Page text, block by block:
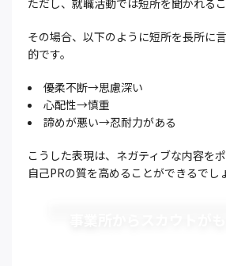
その場合、以下のように短所を長所に
的です。
優柔不断→思慮深い
心配性→慎重
諦めが悪い→忍耐力がある
こうした表現は、ネガティブな内容をポ
自己PRの質を高めることができるでし